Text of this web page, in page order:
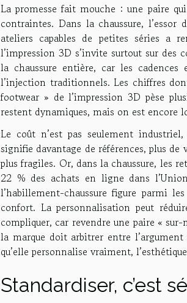
La promesse fait mouche : une paire
contraintes. Dans la chaussure,
ateliers capables de petites séries a
l’impression 3D s’invite surtout sur des
la chaussure entière, car les
l’injection traditionnels. Les chiffres
footwear » de l’impression 3D pèse
restent dynamiques, mais on est encore
Le coût n’est pas seulement
signifie davantage de références, plus
plus fragiles. Or, dans la chaussure, les
22 % des achats en ligne dans
l’habillement-chaussure figure parmi
confort. La personnalisation peut
compliquer, car revendre une paire «
la marque doit arbitrer entre
qu’elle personnalise vraiment,
Standardiser, c’est